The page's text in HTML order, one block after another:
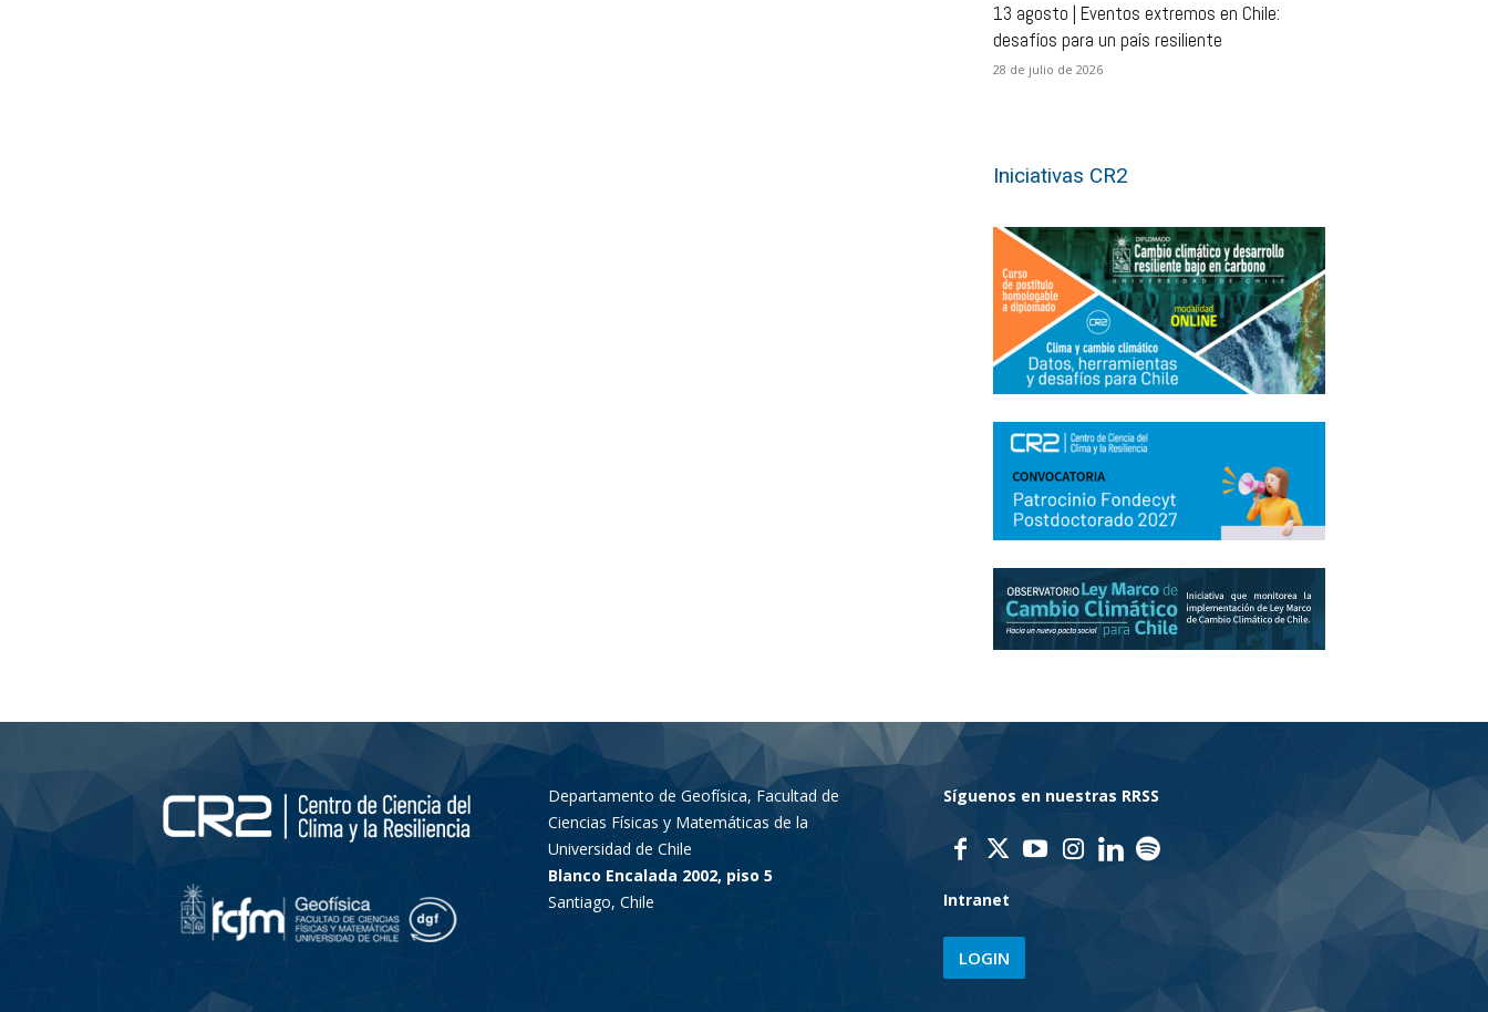
Resiliencia
13 agosto | Eventos extremos en Chile:
desafíos para un país resiliente
28 de julio de 2026
Iniciativas CR2
Departamento de Geofísica, Facultad de
Ciencias Físicas y Matemáticas de la
Universidad de Chile
Blanco Encalada 2002, piso 5
Santiago, Chile
Síguenos en nuestras RRSS
Intranet
LOGIN